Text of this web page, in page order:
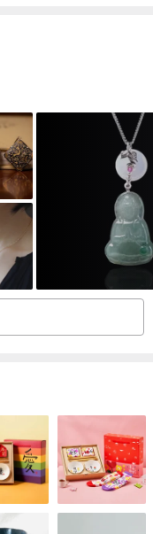
more advanced
quality thicker than
delicate, and often
coral, and
moonstone, etc.,
a very important
extremely popular with
or 7-11, FamilyMart